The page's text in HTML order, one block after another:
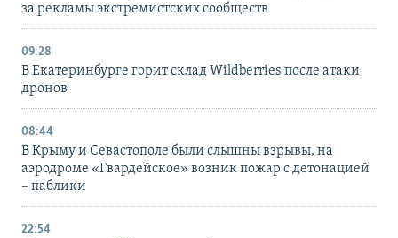
за рекламы экстремистских сообществ
09:28
В Екатеринбурге горит склад Wildberries после атаки
дронов
08:44
В Крыму и Севастополе были слышны взрывы, на
аэродроме «Гвардейское» возник пожар с детонацией
– паблики
22:54